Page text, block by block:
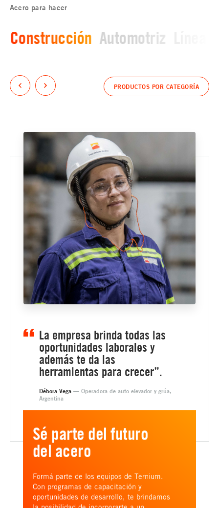
Acero para hacer
Construcción Automotriz
PRODUCTOS POR CATEGORÍA
La empresa brinda todas las
oportunidades laborales y
además te da las
herramientas para crecer”.
Débora Vega — Operadora de auto elevador y grúa,
Argentina
Sé parte del futuro
del acero
Formá parte de los equipos de Ternium.
Con programas de capacitación y
oportunidades de desarrollo, te brindamos